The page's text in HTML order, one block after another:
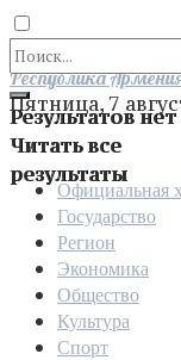
Результатов нет
Читать все
результаты
Отправить
Республика
Пятница, 7
Официальная
Государство
Регион
Экономика
Общество
Культура
Спорт